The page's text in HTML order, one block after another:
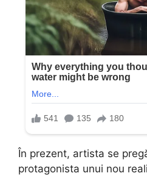
În prezent, artista se
protagonista unui nou